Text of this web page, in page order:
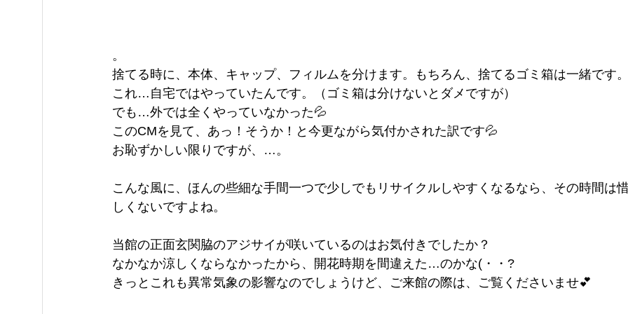
。
捨てる時に、本体、キャップ、フィルムを分けます。もちろん、捨てるゴミ箱は一緒です
これ…自宅ではやっていたんです。（ゴミ箱は分けないとダメですが）
でも…外では全くやっていなかった💦
このCMを見て、あっ！そうか！と今更ながら気付かされた訳です💦
お恥ずかしい限りですが、…。
こんな風に、ほんの些細な手間一つで少しでもリサイクルしやすくなるなら、その時間は
しくないですよね。
当館の正面玄関脇のアジサイが咲いているのはお気付きでしたか？
なかなか涼しくならなかったから、開花時期を間違えた…のかな(・・?
きっとこれも異常気象の影響なのでしょうけど、ご来館の際は、ご覧くださいませ💕